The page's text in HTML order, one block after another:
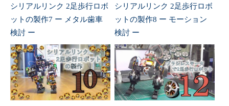
シリアルリンク 2足歩行ロボ
ットの製作7 ー メタル歯車
検討 ー
シリアルリンク 2足歩行ロボ
ットの製作8 ー モーション
検討 ー